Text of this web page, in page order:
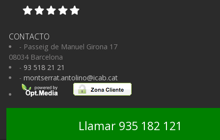
CONTACTO
- Passeig de Manuel Girona 17
08034 Barcelona
- 93 518 21 21
- montserrat.antolino@icab.cat
Llamar 935 182 121